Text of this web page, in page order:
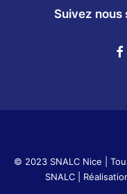
Suivez nous
© 2023 SNALC Nice |
SNALC|